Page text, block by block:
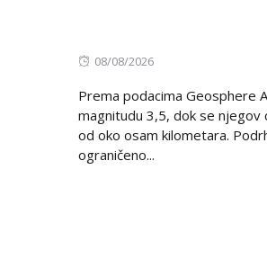
Posted
08/08/2026
Prema podacima Geosphere
magnitudu 3,5, dok se njegov
od oko osam kilometara.
ograničeno...